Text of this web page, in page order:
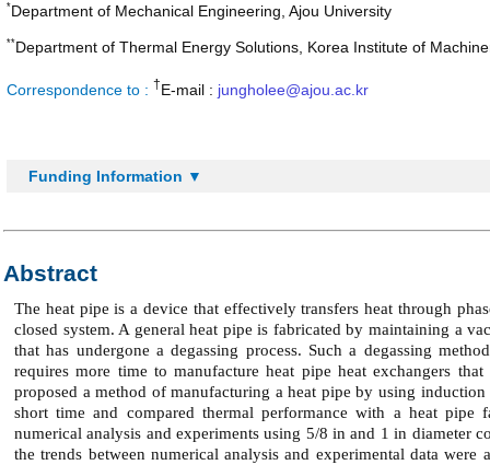
*Department of Mechanical Engineering, Ajou University
**Department of Thermal Energy Solutions, Korea Institute of
Correspondence to : †E-mail : jungholee@ajou.ac.kr
Funding Information ▼
Abstract
The heat pipe is a device that effectively transfers heat through
closed system. A general heat pipe is fabricated by maintaining a
that has undergone a degassing process. Such a degassing
requires more time to manufacture heat pipe heat exchangers
proposed a method of manufacturing a heat pipe by using
short time and compared thermal performance with a heat pipe
numerical analysis and experiments using 5/8 in and 1 in diameter
the trends between numerical analysis and experimental data